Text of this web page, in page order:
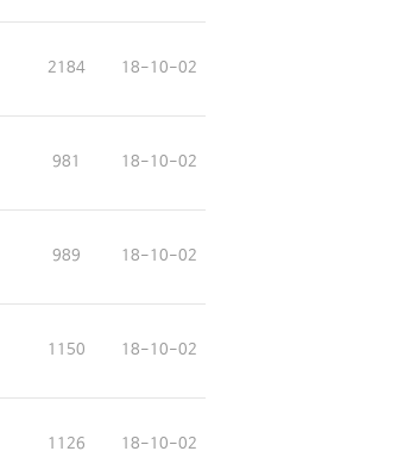
2184 18-10-02
981 18-10-02
989 18-10-02
1150 18-10-02
1126 18-10-02